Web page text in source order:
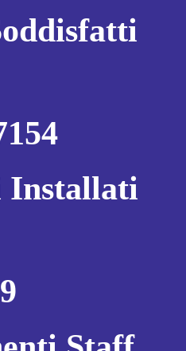
Installati
9